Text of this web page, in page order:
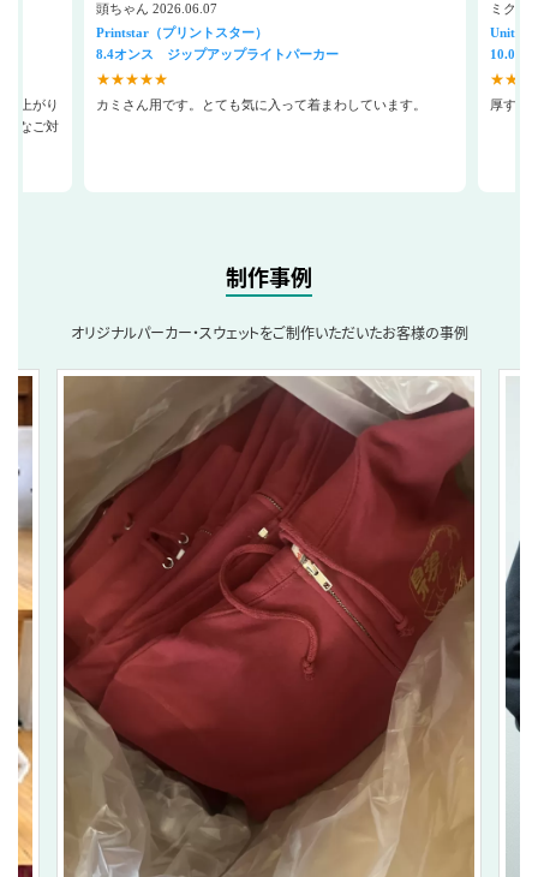
仕上がり
速なご対
頭ちゃん 2026.06.07
Printstar（プリントスター）
8.4オンス ジップアップライトパーカー
★★★★★
カミさん用です。とても気に入って着まわしています。
ミク
United
10.0oz
厚すぎ
制作事例
オリジナルパーカー・スウェットをご制作いただいたお客様の事例